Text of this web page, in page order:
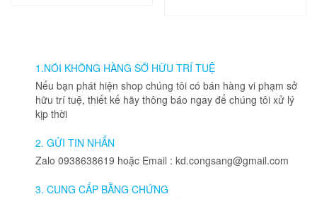
1.NÓI KHÔNG HÀNG SỠ HỮU TRÍ TUỆ
Nếu bạn phát hiện shop chúng tôi có bán hàng vi phạm sở
hữu trí tuệ, thiết kế hãy thông báo ngay để chúng tôi xử lý
kịp thời
2. GỬI TIN NHẮN
Zalo 0938638619 hoặc Email : kd.congsang@gmail.com
3. CUNG CẤP BẰNG CHỨNG